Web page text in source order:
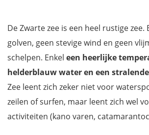
De Zwarte zee is een heel rustige zee.
golven, geen stevige wind en geen
schelpen. Enkel een heerlijke
helderblauw water en een
Zee leent zich zeker niet voor
zeilen of surfen, maar leent zich wel
activiteiten (kano varen,